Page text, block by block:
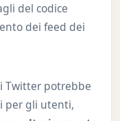
del codice
dei feed dei
Twitter potrebbe
per gli utenti,